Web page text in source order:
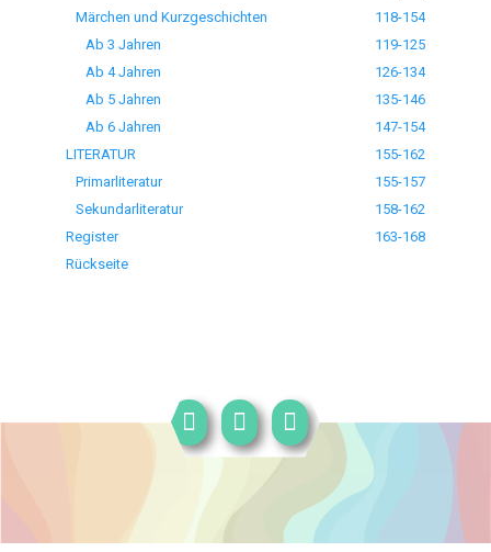
Märchen und Kurzgeschichten
118-154
Ab 3 Jahren
119-125
Ab 4 Jahren
126-134
Ab 5 Jahren
135-146
Ab 6 Jahren
147-154
LITERATUR
155-162
Primarliteratur
155-157
Sekundarliteratur
158-162
Register
163-168
Rückseite